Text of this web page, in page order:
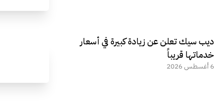
ديب سيك تعلن عن زيادة كبيرة في أسعار
خدماتها قريباً
6 أغسطس 2026